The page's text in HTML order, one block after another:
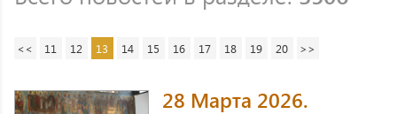
<< 11 12 13 14 15 16 17 18 19 20 >>
28 Марта 2026.